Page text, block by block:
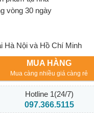
vòng 30 ngày
Hà Nội và Hồ Chí Minh
MUA HÀNG
Mua càng nhiều giá càng rẻ
Hotline 1(24/7)
097.366.5115